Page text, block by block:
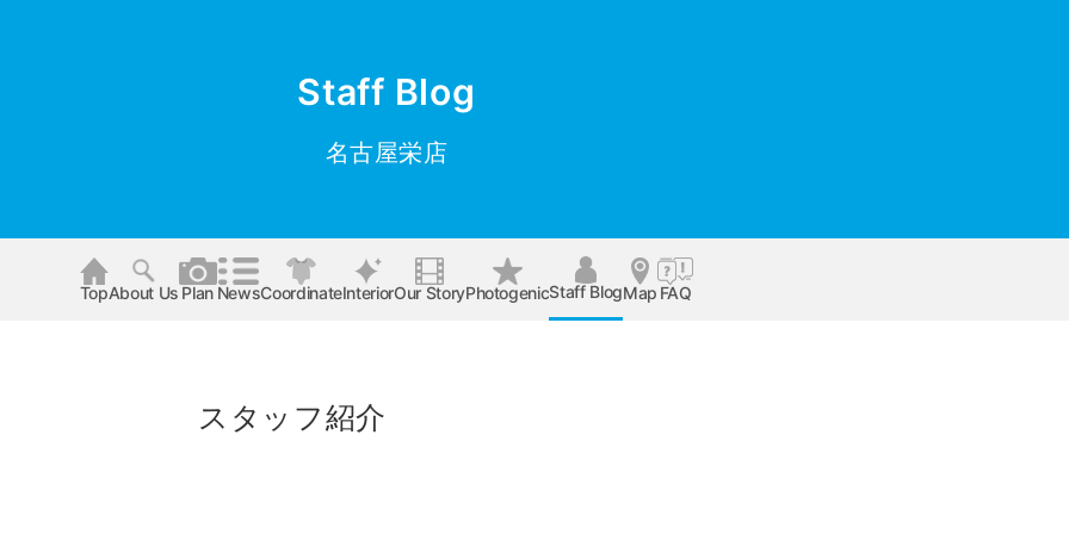
Staff Blog
名古屋栄店
TopAbout Us Plan NewsCoordinateInteriorOur StoryPhotogenicStaff BlogMap FAQ
スタッフ紹介